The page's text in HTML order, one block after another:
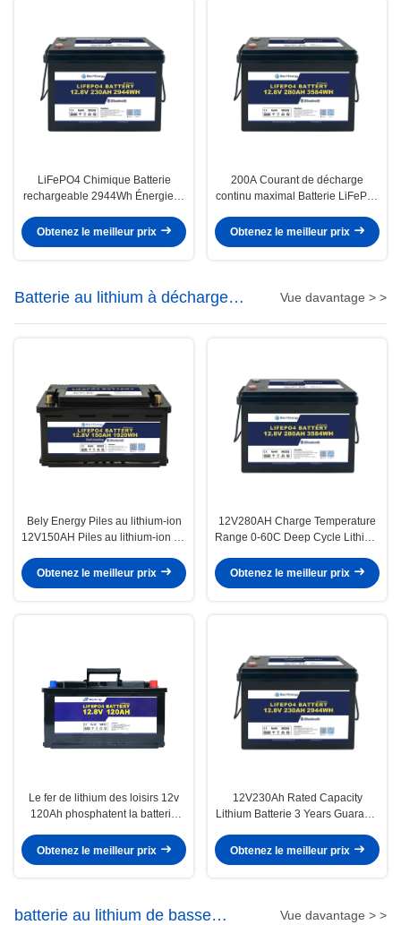
LiFePO4 Chimique Batterie
rechargeable 2944Wh Énergie et
décharge de < 3% par mois
Obtenez le meilleur prix
200A Courant de décharge
continu maximal Batterie LiFePo4
température de décharge de -20
Obtenez le meilleur prix
Batterie au lithium à décharge
profonde
Vue davantage > >
Bely Energy Piles au lithium-ion
12V150AH Piles au lithium-ion de
terrain
Obtenez le meilleur prix
12V280AH Charge Temperature
Range 0-60C Deep Cycle Lithium
Recommend Charge Current
Obtenez le meilleur prix
Le fer de lithium des loisirs 12v
120Ah phosphatent la batterie
Obtenez le meilleur prix
12V230Ah Rated Capacity
Lithium Batterie 3 Years Guaranty
Camper
Obtenez le meilleur prix
batterie au lithium de basse Vue davantage > >